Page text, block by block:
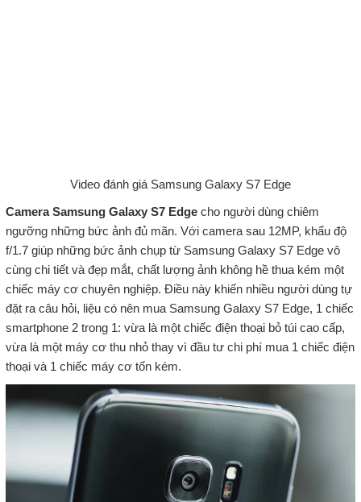
Video đánh giá Samsung Galaxy S7 Edge
Camera Samsung Galaxy S7 Edgecho người dùng chiêm
ngưỡng những bức ảnh đủ mãn. Với camera sau 12MP, khẩu độ
f/1.7 giúp những bức ảnh chụp từ Samsung Galaxy S7 Edge vô
cùng chi tiết và đẹp mắt, chất lượng ảnh không hề thua kém một
chiếc máy cơ chuyên nghiệp. Điều này khiến nhiều người dùng tự
đặt ra câu hỏi, liệu có nên mua Samsung Galaxy S7 Edge, 1 chiếc
smartphone 2 trong 1: vừa là một chiếc điện thoại bỏ túi cao cấp,
vừa là một máy cơ thu nhỏ thay vì đầu tư chi phí mua 1 chiếc điện
thoại và 1 chiếc máy cơ tốn kém.